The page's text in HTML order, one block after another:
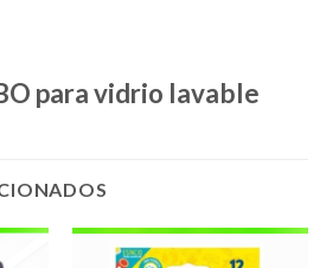
para vidrio lavable